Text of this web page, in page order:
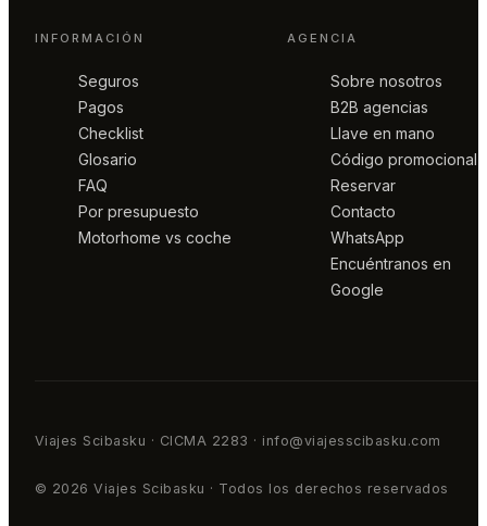
INFORMACIÓN
Seguros
Pagos
Checklist
Glosario
FAQ
Por presupuesto
Motorhome vs coche
AGENCIA
Sobre nosotros
B2B agencias
Llave en mano
Código promocional
Reservar
Contacto
WhatsApp
Encuéntranos en
Google
Viajes Scibasku · CICMA 2283 · info@viajesscibasku.com
© 2026 Viajes Scibasku · Todos los derechos reservados